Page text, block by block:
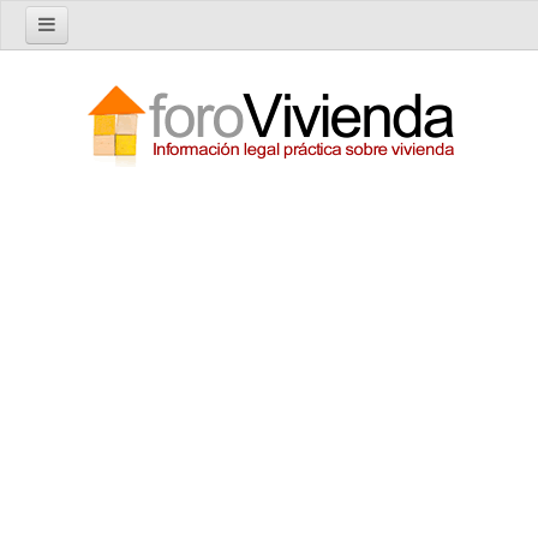
Nuevo tema